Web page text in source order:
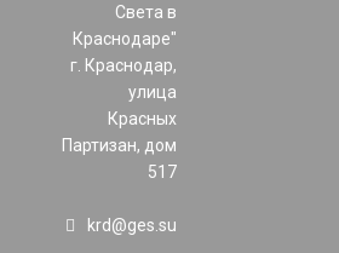
Света в
Краснодаре"
г. Краснодар,
улица
Красных
Партизан, дом
517
krd@ges.su